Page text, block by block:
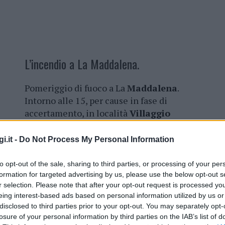
- Do Not Process My Personal Information
opt-out of the sale, sharing to third parties, or processing of your
for targeted advertising by us, please use the below opt-out
selection. Please note that after your opt-out request is processed
interest-based ads based on personal information utilized by us
to third parties prior to your opt-out. You may separately
of your personal information by third parties on the IAB’s list of
L’incendio a La Maddalena.
Pomeriggio di fuoco a LaMaddalena.
Intorno alle 15, per cause in fase di
accertamento, in localitàVillaggio
fuocosono intervenuti per l’incendio di
attrezzi.
La squadra del locale Distaccamento
ha estinto l’incendio, bonificato e messo
sul posto anche gliagenti della